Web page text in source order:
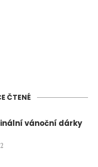
ČTENÉ
vánoční dárky